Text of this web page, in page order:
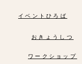
イベントひろば
おきょうしつ
ワークショップ